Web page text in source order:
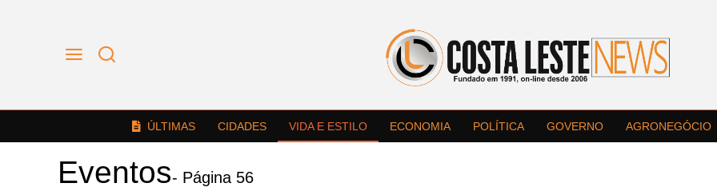
ÚLTIMAS CIDADES VIDA E ESTILO ECONOMIA POLÍTICA GOVERNO AGRONEGÓCIO
Eventos- Página 56